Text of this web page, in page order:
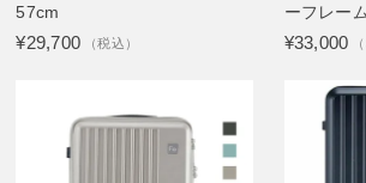
57cm
¥29,700 （税込）
ーフレー
¥33,000